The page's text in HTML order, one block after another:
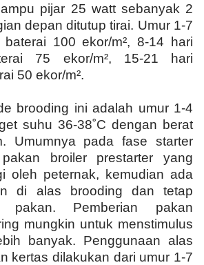
pijar 25 watt sebanyak 2
depan ditutup tirai. Umur 1-7
baterai 100 ekor/m², 8-14 hari
75 ekor/m², 15-21 hari
50 ekor/m².
brooding ini adalah umur 1-4
suhu 36-38˚C dengan berat
Umumnya pada fase starter
broiler prestarter yang
oleh peternak, kemudian ada
di alas brooding dan tetap
pakan. Pemberian pakan
mungkin untuk menstimulus
banyak. Penggunaan alas
kertas dilakukan dari umur 1-7